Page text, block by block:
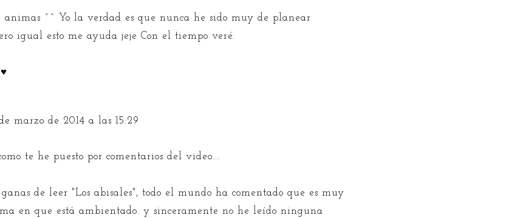
^^ Yo la verdad es que nunca he sido muy de planear
igual esto me ayuda jeje Con el tiempo veré.
marzo de 2014 a las 15:29
te he puesto por comentarios del video...
de leer "Los abisales", todo el mundo ha comentado que es muy
en que está ambientado. y sinceramente no he leído ninguna